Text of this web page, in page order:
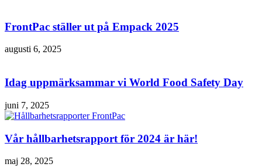
FrontPac ställer ut på Empack 2025
augusti 6, 2025
Idag uppmärksammar vi World Food Safety Day
juni 7, 2025
Vår hållbarhetsrapport för 2024 är här!
maj 28, 2025